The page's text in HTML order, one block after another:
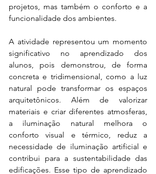
projetos, mas também o conforto e a
funcionalidade dos ambientes.
A atividade representou um momento
significativo no aprendizado dos
alunos, pois demonstrou, de forma
concreta e tridimensional, como a luz
natural pode transformar os espaços
arquitetônicos. Além de valorizar
materiais e criar diferentes atmosferas,
a iluminação natural melhora o
conforto visual e térmico, reduz a
necessidade de iluminação artificial e
contribui para a sustentabilidade das
edificações. Esse tipo de aprendizado